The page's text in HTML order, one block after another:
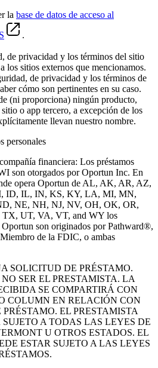
la base de datos de acceso al
.
de privacidad y los términos del sitio
los sitios externos que mencionamos.
de privacidad y los términos de
cómo son pertinentes en su caso.
(ni proporciona) ningún producto,
o app tercero, a excepción de los
llevan nuestro nombre.
personales
financiera: Los préstamos
son otorgados por Oportun Inc. En
opera Oportun de AL, AK, AR, AZ,
ID, IL, IN, KS, KY, LA, MI, MN,
NE, NH, NJ, NV, OH, OK, OR,
UT, VA, VT, and WY los
Oportun son originados por Pathward®,
de la FDIC, o ambas
SOLICITUD DE PRÉSTAMO.
SER EL PRESTAMISTA. LA
SE COMPARTIRÁ CON
COLUMN EN RELACIÓN CON
EL PRESTAMISTA
A TODAS LAS LEYES DE
U OTROS ESTADOS. EL
ESTAR SUJETO A LAS LEYES